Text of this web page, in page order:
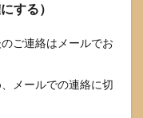
する）
ご連絡はメールでお
メールでの連絡に切